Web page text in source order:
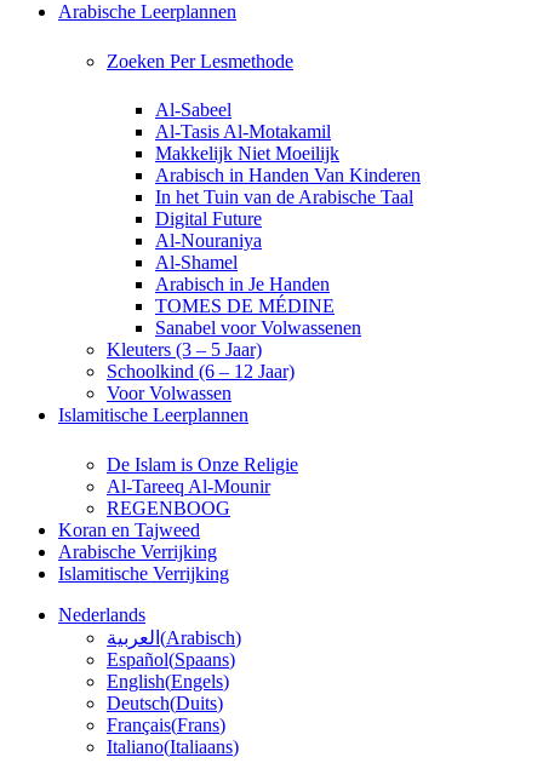
Arabische Leerplannen
Zoeken Per Lesmethode
Al-Sabeel
Al-Tasis Al-Motakamil
Makkelijk Niet Moeilijk
Arabisch in Handen Van Kinderen
In het Tuin van de Arabische Taal
Digital Future
Al-Nouraniya
Al-Shamel
Arabisch in Je Handen
TOMES DE MÉDINE
Sanabel voor Volwassenen
Kleuters (3 – 5 Jaar)
Schoolkind (6 – 12 Jaar)
Voor Volwassen
Islamitische Leerplannen
De Islam is Onze Religie
Al-Tareeq Al-Mounir
REGENBOOG
Koran en Tajweed
Arabische Verrijking
Islamitische Verrijking
Nederlands
العربية (Arabisch)
Español(Spaans)
English(Engels)
Deutsch(Duits)
Français(Frans)
Italiano(Italiaans)